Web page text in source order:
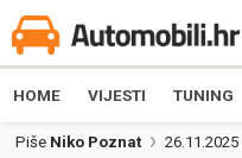
HOME VIJESTI TUNING
Piše Niko Poznat 26.11.2025